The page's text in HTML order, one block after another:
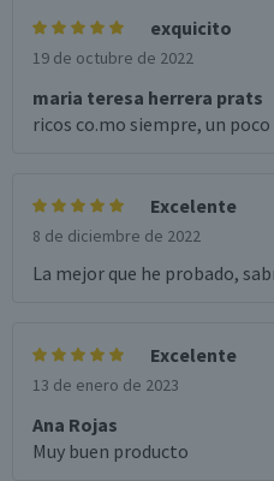
exquicito
19 de octubre de 2022
maria teresa herrera prats
ricos co.mo siempre, un
Excelente
8 de diciembre de 2022
La mejor que he probado,
Excelente
13 de enero de 2023
Ana Rojas
Muy buen producto